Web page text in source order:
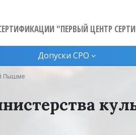
"ПЕРВЫЙ ЦЕНТР
Допуски CPO
Пышме